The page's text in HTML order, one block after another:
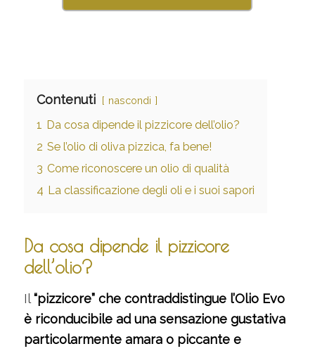
Contenuti nascondi
1 Da cosa dipende il pizzicore dell’olio?
2 Se l’olio di oliva pizzica, fa bene!
3 Come riconoscere un olio di qualità
4 La classificazione degli oli e i suoi sapori
Da cosa dipende il pizzicore
dell’olio?
Il“pizzicore” che contraddistingue l’Olio Evo
è riconducibile ad una sensazione gustativa
particolarmente amara o piccante e